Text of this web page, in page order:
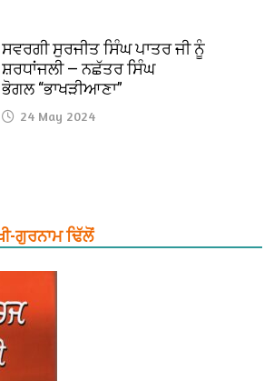
ਸਵਰਗੀ ਸੁਰਜੀਤ ਸਿੰਘ ਪਾਤਰ ਜੀ ਨੂੰ
ਸ਼ਰਧਾਂਜਲੀ — ਨਛੱਤਰ ਸਿੰਘ
ਭੋਗਲ “ਭਾਖੜੀਆਣਾ”
24 May 2024
ਗੁਰਨਾਮ ਢਿੱਲੋਂ